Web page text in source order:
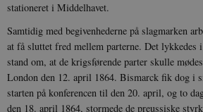
stationeret i Middelhavet.
Samtidig med begivenhederne på slagmarken
at få sluttet fred mellem parterne. Det lykkedes
stand om, at de krigsførende parter skulle
London den 12. april 1864. Bismarck fik dog i
starten på konferencen til den 20. april, og to
den 18. april 1864, stormede de preussiske